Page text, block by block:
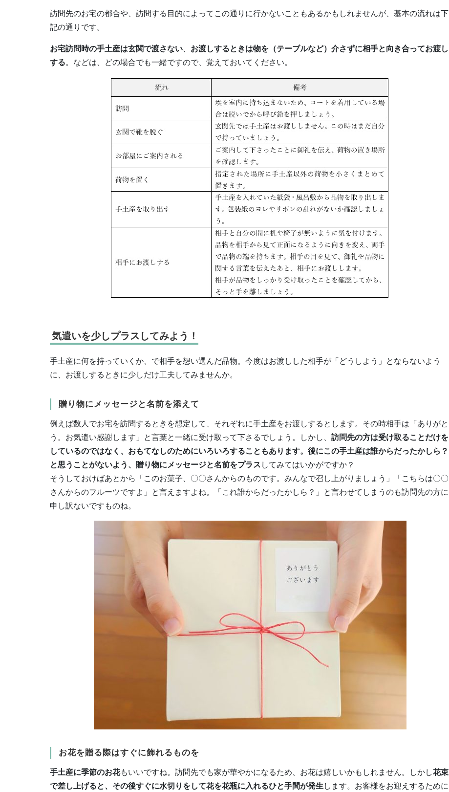
訪問先のお宅の都合や、訪問する目的によってこの通りに行かないこともあるかもしれませんが、基本の流れは下
記の通りです。
お宅訪問時の手土産は玄関で渡さない
お渡しするときは物を（テーブルなど）介さずに相手と向き合ってお渡し
する。などは、どの場合でも一緒ですので、覚えておいてください。
気遣いを少しプラスしてみよう！
手土産に何を持っていくか、で相手を想い選んだ品物。今度はお渡しした相手が「どうしよう」とならないよう
に、お渡しするときに少しだけ工夫してみませんか。
贈り物にメッセージと名前を添えて
例えば数人でお宅を訪問するときを想定して、それぞれに手土産をお渡しするとします。その時相手は「ありがと
う。お気遣い感謝します」と言葉と一緒に受け取って下さるでしょう。しかし、 訪問先の方は受け取ることだけを
しているのではなく、おもてなしのためにいろいろすることもあります。後にこの手土産は誰からだったかしら？
と思うことがないよう、贈り物にメッセージと名前をプラス してみてはいかがですか？
そうしておけばあとから「このお菓子、〇〇さんからのものです。みんなで召し上がりましょう」「こちらは〇〇
さんからのフルーツですよ」と言えますよね。「これ誰からだったかしら？」と言わせてしまうのも訪問先の方に
申し訳ないですものね。
お花を贈る際はすぐに飾れるものを
手土産に季節のお花もいいですね。訪問先でも家が華やかになるため、お花は嬉しいかもしれません。しかし花束
で差し上げると、その後すぐに水切りをして花を花瓶に入れるひと手間が発生 します。お客様をお迎えするために